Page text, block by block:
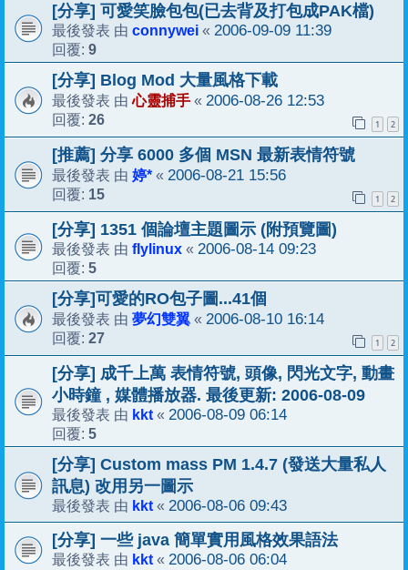
[分享] 可愛笑臉包包(已去背及打包成PAK檔)
最後發表 由 connywei « 2006-09-09 11:39
回覆: 9
[分享] Blog Mod 大量風格下載
最後發表 由心靈捕手 « 2006-08-26 12:53
回覆: 26 1 2
[推薦] 分享 6000 多個 MSN 最新表情符號
最後發表 由 婷* « 2006-08-21 15:56
回覆: 15 1 2
[分享] 1351 個論壇主題圖示 (附預覽圖)
最後發表 由 flylinux « 2006-08-14 09:23
回覆: 5
[分享]可愛的RO包子圖...41個
最後發表 由 夢幻雙翼 « 2006-08-10 16:14
回覆: 27 1 2
[分享] 成千上萬 表情符號, 頭像, 閃光文字, 動畫
小時鐘 , 媒體播放器. 最後更新: 2006-08-09
最後發表 由 kkt « 2006-08-09 06:14
回覆: 5
[分享] Custom mass PM 1.4.7 (發送大量私人
訊息) 改用另一圖示
最後發表 由 kkt « 2006-08-06 09:43
[分享] 一些 java 簡單實用風格效果語法
最後發表 由 kkt « 2006-08-06 06:04